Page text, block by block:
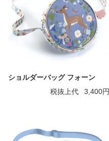
ショルダーバッグ フォーン
税抜上代
3,400円